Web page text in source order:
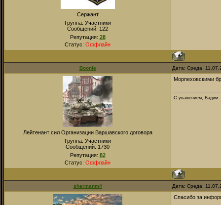
Сержант
Группа: Участники
Сообщений: 122
Репутация: 28
Статус: Оффлайн
Boonie Дата: Среда,
Лейтенант сил Организации Варшавского договора
Группа: Участники
Сообщений: 1730
Репутация: 82
Статус: Оффлайн
Морпеховскими
С уважением, Вадим
shermanm4 Дата: Среда,
Спасибо за